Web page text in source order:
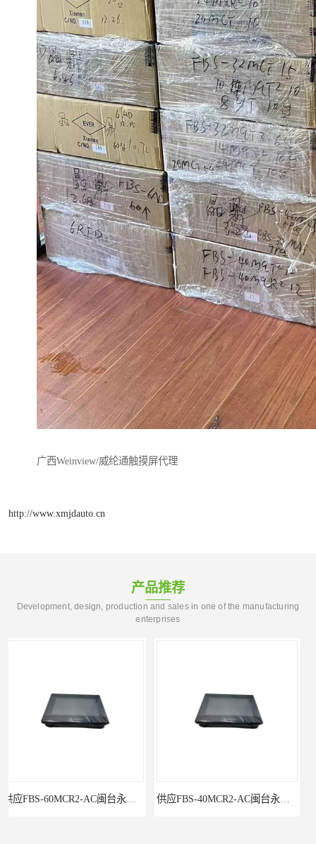
广西Weinview/威纶通触摸屏代理
http://www.xmjdauto.cn
产品推荐
Development, design, production and sales in one of the manufacturing
enterprises
供应FBS-40MCR2-AC闽台永宏FATEKPLC